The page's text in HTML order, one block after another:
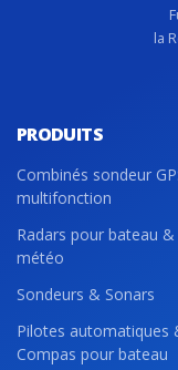
la
PRODUITS
Combinés sondeur
multifonction
Radars pour bateau &
météo
Sondeurs & Sonars
Pilotes automatiques
Compas pour bateau